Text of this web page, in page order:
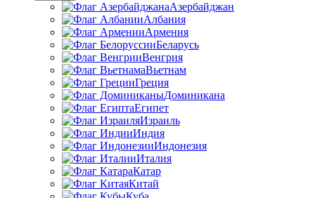
Азербайджан
Албания
Армения
Беларусь
Венгрия
Вьетнам
Греция
Доминикана
Египет
Израиль
Индия
Индонезия
Италия
Катар
Китай